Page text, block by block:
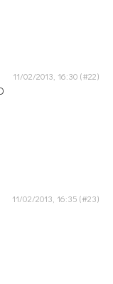
11/02/2013, 16:30
11/02/2013, 16:35